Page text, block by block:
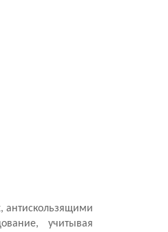
антискользящими
учитывая